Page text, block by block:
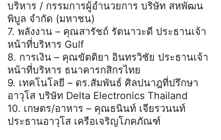
บริหาร / กรรมการผู้อำนวยการ บริษัท สหพัฒน
พิบูล จำกัด (มหาชน)
7. พลังงาน – คุณสารัชถ์ รัตนาวะดี ประธานเจ้า
หน้าที่บริหาร Gulf
8. การเงิน – คุณขัตติยา อินทรวิชัย ประธานเจ้า
หน้าที่บริหาร ธนาคารกสิกรไทย
9. เทคโนโลยี – ดร.สัมพันธ์ ศิลปนาฎที่ปรึกษา
อาวุโส บริษัท Delta Electronics Thailand
10. เกษตร/อาหาร – คุณธนินท์ เจียรวนนท์
ประธานอาวุโส เครือเจริญโภคภัณฑ์